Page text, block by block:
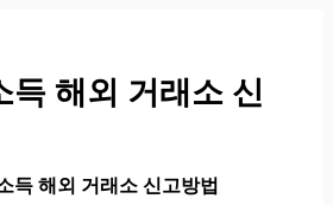
득 해외 거래소 신
득 해외 거래소 신고방법